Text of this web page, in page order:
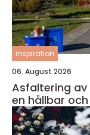
inspiration
06. August 2026
Asfaltering
en hållbar